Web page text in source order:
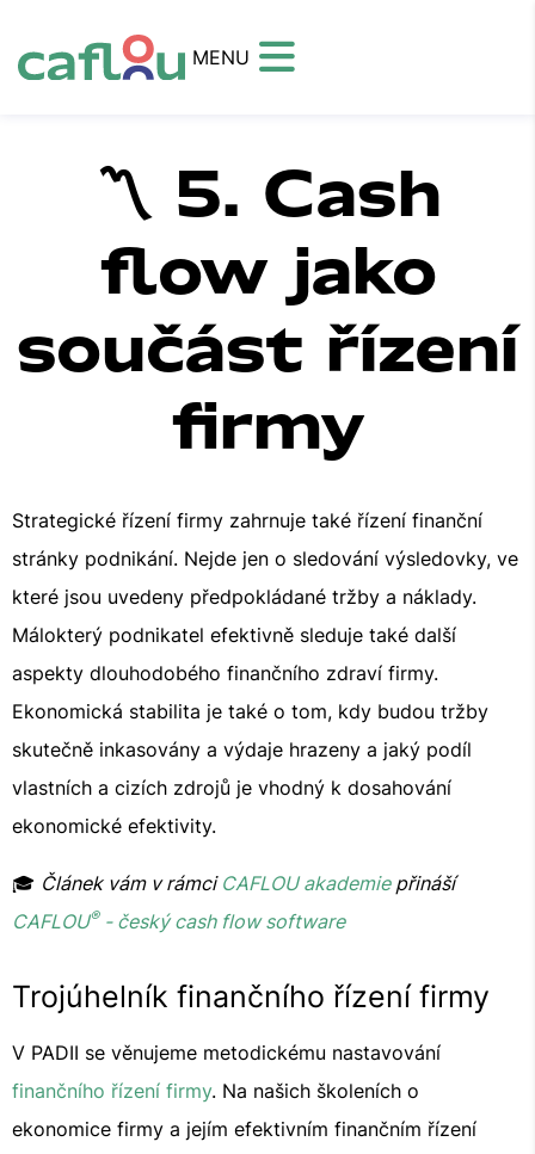
MENU
〽️ 5. Cash
flow jako
součást řízení
firmy
Strategické řízení firmy zahrnuje také řízení finanční
stránky podnikání. Nejde jen o sledování výsledovky, ve
které jsou uvedeny předpokládané tržby a náklady.
Málokterý podnikatel efektivně sleduje také další
aspekty dlouhodobého finančního zdraví firmy.
Ekonomická stabilita je také o tom, kdy budou tržby
skutečně inkasovány a výdaje hrazeny a jaký podíl
vlastních a cizích zdrojů je vhodný k dosahování
ekonomické efektivity.
🎓 Článek vám v rámci CAFLOU akademiepřináší
CAFLOU®- český cash flow software
Trojúhelník finančního řízení firmy
V PADII se věnujeme metodickému nastavování
finančního řízení firmy. Na našich školeních o
ekonomice firmy a jejím efektivním finančním řízení